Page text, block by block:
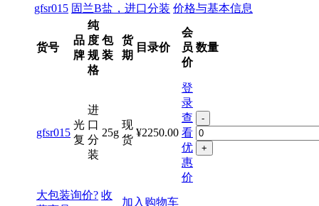
gfsr015 固兰B盐，进口分装 价格与基本信息
货号
品
牌
纯
度
规
格
包
装
货
期
目录价
会
员
价
数量
gfsr015
光
复
进
口
分
装
25g
现
货
¥2250.00
登
录
查
看
优
惠
价
-
+
大包装询价? 收
加入购物车